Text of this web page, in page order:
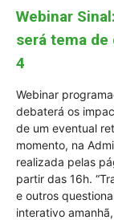
Webinar
será tema
4
Webinar
debaterá os
de um eventual
momento, na
realizada pelas
partir das 16h.
e outros
interativo